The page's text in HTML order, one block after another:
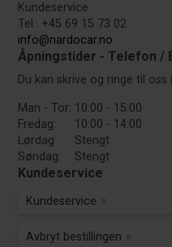
Kundeservice
Tel.: +45 69 15 73 02
info@nardocar.no
Åpningstider - Telefon /
Du kan skrive og ringe til
Man - Tor: 10:00 - 15:00
Fredag:
10:00 - 14:00
Lørdag
Stengt
Søndag:
Stengt
Kundeservice
Kundeservice
Avbryt bestillingen